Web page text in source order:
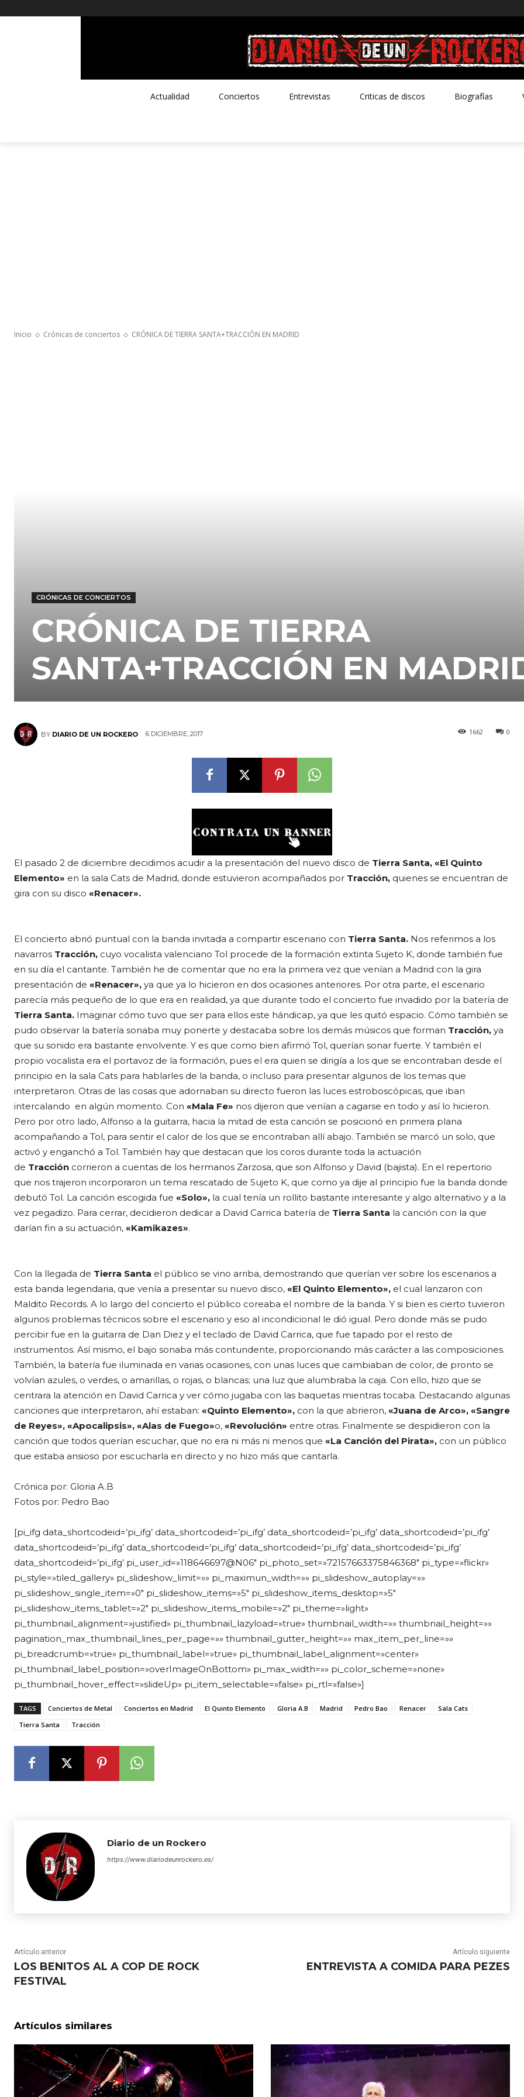
Actualidad Conciertos Entrevistas Criticas de discos Biografías
Inicio Crónicas de conciertos CRÓNICA DE TIERRA SANTA+TRACCIÓN EN MADRID
CRÓNICAS DE CONCIERTOS
CRÓNICA DE TIERRA
SANTA+TRACCIÓN EN
BY DIARIO DE UN ROCKERO 6 DICIEMBRE, 2017 0
1662
El pasado 2 de diciembre decidimos acudir a la presentación del nuevo disco de Tierra Santa, «El Quinto
Elemento» en la sala Cats de Madrid, donde estuvieron acompañados por Tracción, quienes se encuentran de
gira con su disco «Renacer».
El concierto abrió puntual con la banda invitada a compartir escenario con Tierra Santa. Nos referimos a los
navarros Tracción, cuyo vocalista valenciano Tol procede de la formación extinta Sujeto K, donde también fue
en su día el cantante. También he de comentar que no era la primera vez que venían a Madrid con la gira
presentación de «Renacer», ya que ya lo hicieron en dos ocasiones anteriores. Por otra parte, el escenario
parecía más pequeño de lo que era en realidad, ya que durante todo el concierto fue invadido por la batería de
Tierra Santa. Imaginar cómo tuvo que ser para ellos este hándicap, ya que les quitó espacio. Cómo también se
pudo observar la batería sonaba muy ponerte y destacaba sobre los demás músicos que forman Tracción, ya
que su sonido era bastante envolvente. Y es que como bien afirmó Tol, querían sonar fuerte. Y también el
propio vocalista era el portavoz de la formación, pues el era quien se dirigía a los que se encontraban desde el
principio en la sala Cats para hablarles de la banda, o incluso para presentar algunos de los temas que
interpretaron. Otras de las cosas que adornaban su directo fueron las luces estroboscópicas, que iban
intercalando en algún momento. Con «Mala Fe» nos dijeron que venían a cagarse en todo y así lo hicieron.
Pero por otro lado, Alfonso a la guitarra, hacia la mitad de esta canción se posicionó en primera plana
acompañando a Tol, para sentir el calor de los que se encontraban allí abajo. También se marcó un solo, que
activó y enganchó a Tol. También hay que destacan que los coros durante toda la actuación
de Tracción corrieron a cuentas de los hermanos Zarzosa, que son Alfonso y David (bajista). En el repertorio
que nos trajeron incorporaron un tema rescatado de Sujeto K, que como ya dije al principio fue la banda donde
debutó Tol. La canción escogida fue «Solo», la cual tenía un rollito bastante interesante y algo alternativo y a la
vez pegadizo. Para cerrar, decidieron dedicar a David Carrica batería de Tierra Santa la canción con la que
darían fin a su actuación, «Kamikazes».
Con la llegada de Tierra Santa el público se vino arriba, demostrando que querían ver sobre los escenarios a
esta banda legendaria, que venía a presentar su nuevo disco, «El Quinto Elemento», el cual lanzaron con
Maldito Records. A lo largo del concierto el público coreaba el nombre de la banda. Y si bien es cierto tuvieron
algunos problemas técnicos sobre el escenario y eso al incondicional le dió igual. Pero donde más se pudo
percibir fue en la guitarra de Dan Diez y el teclado de David Carrica, que fue tapado por el resto de
instrumentos. Así mismo, el bajo sonaba más contundente, proporcionando más carácter a las composiciones.
También, la batería fue iluminada en varias ocasiones, con unas luces que cambiaban de color, de pronto se
volvían azules, o verdes, o amarillas, o rojas, o blancas; una luz que alumbraba la caja. Con ello, hizo que se
centrara la atención en David Carrica y ver cómo jugaba con las baquetas mientras tocaba. Destacando algunas
canciones que interpretaron, ahí estaban: «Quinto Elemento», con la que abrieron, «Juana de Arco», «Sangre
de Reyes», «Apocalipsis», «Alas de Fuego»o, «Revolución» entre otras. Finalmente se despidieron con la
canción que todos querían escuchar, que no era ni más ni menos que «La Canción del Pirata», con un público
que estaba ansioso por escucharla en directo y no hizo más que cantarla.
Crónica por: Gloria A.B
Fotos por: Pedro Bao
[pi_ifg data_shortcodeid=’pi_ifg’ data_shortcodeid=’pi_ifg’ data_shortcodeid=’pi_ifg’ data_shortcodeid=’pi_ifg’
data_shortcodeid=’pi_ifg’ data_shortcodeid=’pi_ifg’ data_shortcodeid=’pi_ifg’ data_shortcodeid=’pi_ifg’
data_shortcodeid=’pi_ifg’ pi_user_id=»118646697@N06″ pi_photo_set=»72157663375846368″ pi_type=»flickr»
pi_style=»tiled_gallery» pi_slideshow_limit=»» pi_maximun_width=»» pi_slideshow_autoplay=»»
pi_slideshow_single_item=»0″ pi_slideshow_items=»5″ pi_slideshow_items_desktop=»5″
pi_slideshow_items_tablet=»2″ pi_slideshow_items_mobile=»2″ pi_theme=»light»
pi_thumbnail_alignment=»justified» pi_thumbnail_lazyload=»true» thumbnail_width=»» thumbnail_height=»»
pagination_max_thumbnail_lines_per_page=»» thumbnail_gutter_height=»» max_item_per_line=»»
pi_breadcrumb=»true» pi_thumbnail_label=»true» pi_thumbnail_label_alignment=»center»
pi_thumbnail_label_position=»overImageOnBottom» pi_max_width=»» pi_color_scheme=»none»
pi_thumbnail_hover_effect=»slideUp» pi_item_selectable=»false» pi_rtl=»false»]
TAGS Conciertos de Metal Conciertos en Madrid El Quinto Elemento Gloria A.B Madrid Pedro Bao Renacer
Sala Cats
Tierra Santa
Tracción
Diario de un Rockero
https://www.diariodeunrockero.es/
Artículo anterior
LOS BENITOS AL A COP DE ROCK
FESTIVAL
Artículo siguiente
ENTREVISTA A COMIDA PARA PEZES
Artículos similares